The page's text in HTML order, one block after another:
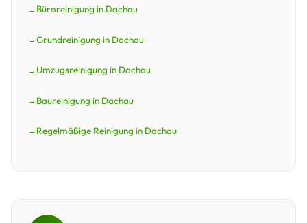
Büroreinigung in Dachau
Grundreinigung in Dachau
Umzugsreinigung in Dachau
Baureinigung in Dachau
Regelmäßige Reinigung in Dachau